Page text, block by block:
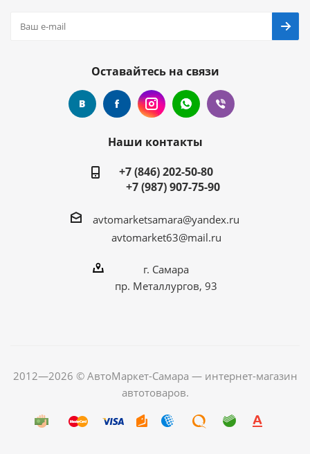
Оставайтесь на связи
Наши контакты
+7 (846) 202-50-80
+7 (987) 907-75-90
avtomarketsamara@yandex.ru
avtomarket63@mail.ru
г. Самара
пр. Металлургов, 93
2012—2026 © АвтоМаркет-Самара — интернет-магазин
автотоваров.